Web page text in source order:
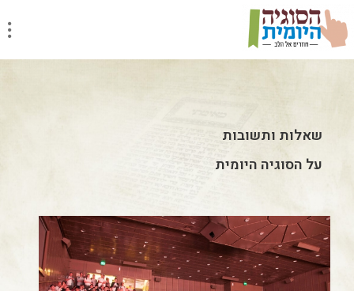
שאלות ותשובות
על הסוגיה היומית